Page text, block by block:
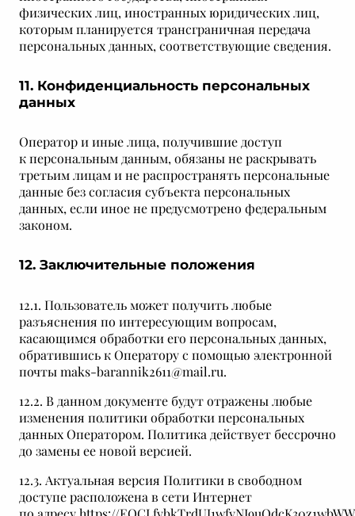
физических лиц, иностранных юридических лиц,
которым планируется трансграничная передача
персональных данных, соответствующие сведения.
11. Конфиденциальность персональных
данных
Оператор и иные лица, получившие доступ
к персональным данным, обязаны не раскрывать
третьим лицам и не распространять персональные
данные без согласия субъекта персональных
данных, если иное не предусмотрено федеральным
законом.
12. Заключительные положения
12.1. Пользователь может получить любые
разъяснения по интересующим вопросам,
касающимся обработки его персональных данных,
обратившись к Оператору с помощью электронной
почты maks-barannik2611@mail.ru.
12.2. В данном документе будут отражены любые
изменения политики обработки персональных
данных Оператором. Политика действует бессрочно
до замены ее новой версией.
12.3. Актуальная версия Политики в свободном
доступе расположена в сети Интернет